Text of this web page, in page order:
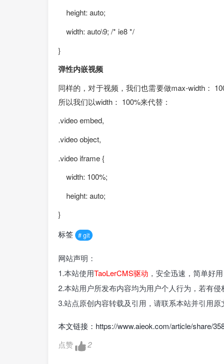
height: auto;
width: auto\9; /* ie8 */
}
弹性内嵌视频
同样的，对于视频，我们也需要做max-width：
所以我们以width： 100%来代替：
.video embed,
.video object,
.video iframe {
width: 100%;
height: auto;
}
标签 # git
网站声明：
1.本站使用TaoLerCMS驱动 ，安全迅速，简单好用
2.本站用户所发布内容均为用户个人行为，若有侵
3.站点原创内容转载及引用，请联系本站并引用原
本文链接： https://www.aieok.com/article/share/
点赞
2